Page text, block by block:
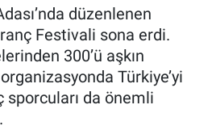
düzenlenen
Festivali sona erdi.
300’ü aşkın
Türkiye’yi
da önemli